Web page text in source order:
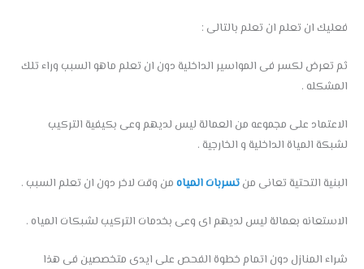
فعليك ان تعلم ان تعلم بالتالى :
ثم تعرض لكسر فى المواسير الداخلية دون ان تعلم ماهو السبب وراء تلك
المشكله .
الاعتماد على مجموعه من العمالة ليس لديهم وعى بكيفية التركيب
لشبكة المياة الداخلية و الخارجية .
البنية التحتية تعانى منتسربات المياهمن وقت لاخر دون ان تعلم السبب .
الاستعانه بعمالة ليس لديهم اى وعى بخدمات التركيب لشبكات المياه .
شراء المنازل دون اتمام خطوة الفحص على ايدى متخصصين فى هذا